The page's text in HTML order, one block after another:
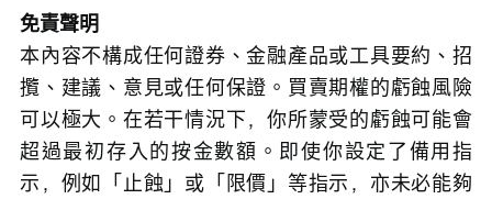
免責聲明
本內容不構成任何證券、金融產品或工具要約、招
攬、建議、意見或任何保證。買賣期權的虧蝕風險
可以極大。在若干情況下，你所蒙受的虧蝕可能會
超過最初存入的按金數額。即使你設定了備用指
示，例如「止蝕」或「限價」等指示，亦未必能夠